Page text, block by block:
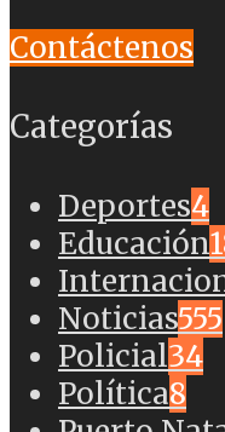
Contáctenos
Categorías
Deportes4
Educación
Noticias555
Policial34
Política8